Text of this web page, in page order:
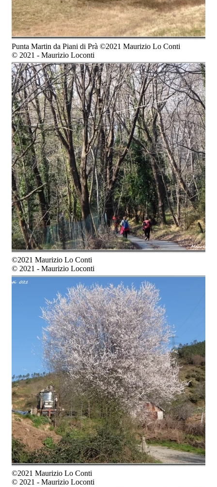
Punta Martin da Piani di Prà ©2021 Maurizio Lo Conti
© 2021 - Maurizio Loconti
©2021 Maurizio Lo Conti
© 2021 - Maurizio Loconti
©2021 Maurizio Lo Conti
© 2021 - Maurizio Loconti